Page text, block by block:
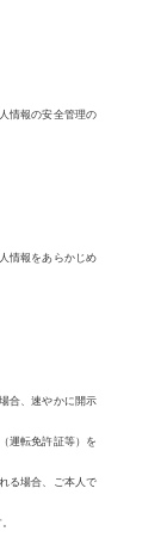
情報の安全管理の
情報をあらかじめ
合、速やかに開示
運転免許証等）を
る場合、ご本人で